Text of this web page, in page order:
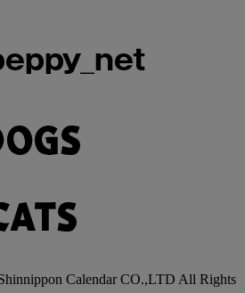
Calendar CO.,LTD All Rights